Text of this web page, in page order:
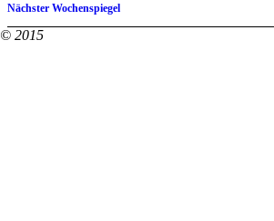
Nächster Wochenspiegel
© 2015